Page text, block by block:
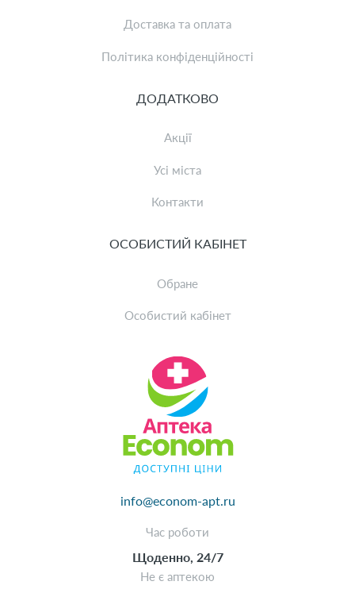
info@econom-apt.ru
Час роботи
Щоденно, 24/7
Не є аптекою
Доставка та оплата
Політика конфіденційності
ДОДАТКОВО
Акції
Усі міста
Контакти
ОСОБИСТИЙ КАБІНЕТ
Обране
Особистий кабінет